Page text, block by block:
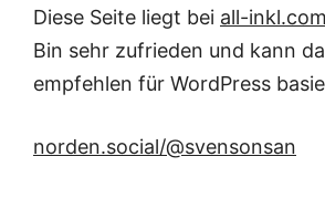
Diese Seite liegt bei all-inkl.com
Bin sehr zufrieden und kann
empfehlen für WordPress
norden.social/@svensonsan